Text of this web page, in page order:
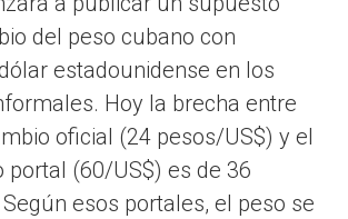
del peso cubano con
estadounidense en los
Hoy la brecha entre
oficial (24 pesos/US$) y el
portal (60/US$) es de 36
esos portales, el peso se